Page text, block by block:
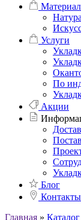
Услуги
По
Акции
Блог
Контакты
Главная » Каталог